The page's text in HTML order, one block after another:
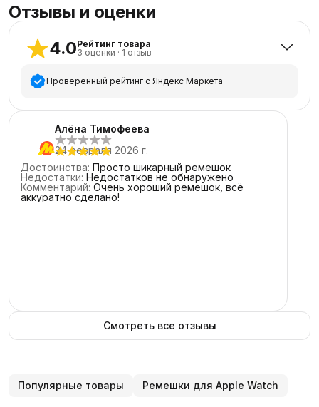
Отзывы и оценки
4.0Рейтинг товара
3 оценки · 1 отзыв
Проверенный рейтинг с Яндекс Маркета
5 звёзд
2
звезды
звезды
2 звезды
1 звезда
Алёна Тимофеева
24 февраля 2026 г.
Достоинства: Просто шикарный ремешок
Недостатки: Недостатков не обнаружено
Комментарий: Очень хороший ремешок, всё
аккуратно сделано!
Смотреть все отзывы
Популярные товары Ремешки для Apple Watch